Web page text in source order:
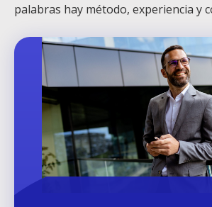
palabras hay método, experiencia y